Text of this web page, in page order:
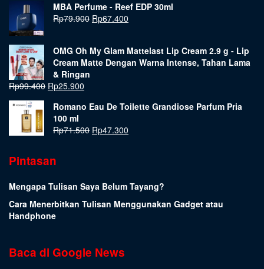
MBA Perfume - Reef EDP 30ml
Rp79.900 Rp67.400
OMG Oh My Glam Mattelast Lip Cream 2.9 g - Lip
Cream Matte Dengan Warna Intense, Tahan Lama
& Ringan
Rp99.400 Rp25.900
Romano Eau De Toilette Grandiose Parfum Pria
100 ml
Rp71.500 Rp47.300
Pintasan
Mengapa Tulisan Saya Belum Tayang?
Cara Menerbitkan Tulisan Menggunakan Gadget atau
Handphone
Baca di Google News